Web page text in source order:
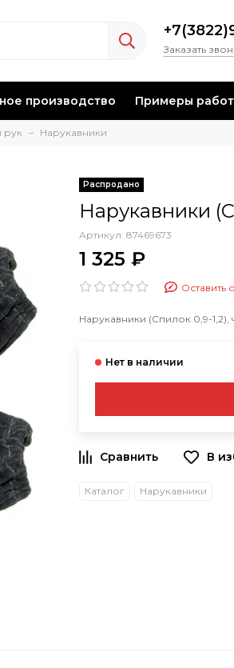
Заказать
производство Примеры работ
рук Нарукавники
Нарукавники
Артикул: 87469673
1 325 ₽
Оставить
Нарукавники (Спилок 0,9-1,2),
В
Каталог Нарукавники